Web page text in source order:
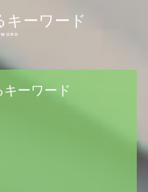
キーワード
ーワード